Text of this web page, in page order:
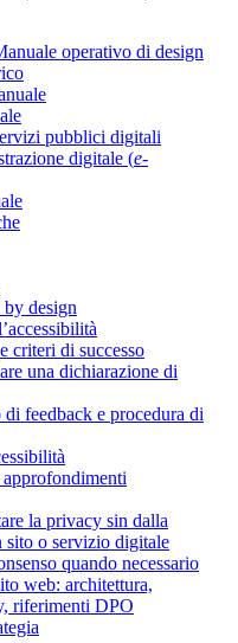
operativo di design
pubblici digitali
digitale (e-
design
criteri di successo
una dichiarazione di
feedback e procedura di
la privacy sin dalla
sito o servizio digitale
quando necessario
web: architettura,
riferimenti DPO